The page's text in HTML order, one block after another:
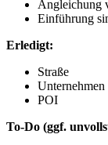
Angleichung
Einführung
Erledigt:
Straße
Unternehmen
POI
To-Do (ggf.